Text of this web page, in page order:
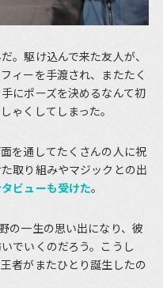
。駆け込んで来た友人が、
ィーを手渡され、またたく
にポーズを決めるなんて初
ゃくしてしまった。
を通してたくさんの人に祝
取り組みやマジックとの出
ビューも受けた。
の一生の思い出になり、彼
でいくのだろう。こうし
者がまたひとり誕生したの